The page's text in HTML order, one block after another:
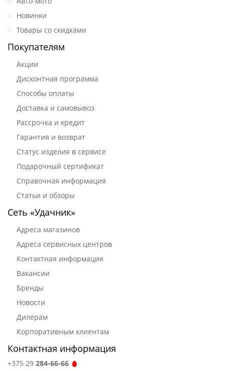
Новинки
Товары со скидками
Покупателям
Акции
Дисконтная программа
Способы оплаты
Доставка и самовывоз
Рассрочка и кредит
Гарантия и возврат
Статус изделия в сервисе
Подарочный сертификат
Справочная информация
Статьи и обзоры
Сеть «Удачник»
Адреса магазинов
Адреса сервисных центров
Контактная информация
Вакансии
Бренды
Новости
Дилерам
Корпоративным клиентам
Контактная информация
+375 29 284-66-66